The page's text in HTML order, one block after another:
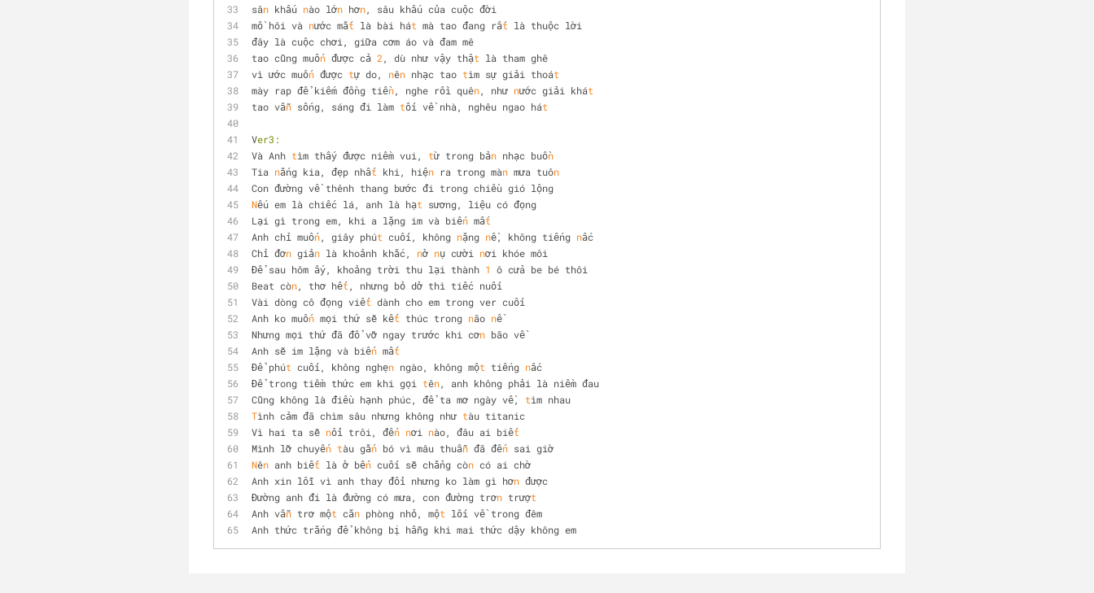
sân khấu nào lớn hơn, sâu khấu của cuộc đời
mồ hôi và nước mắt là bài hát mà tao đang rất là thuộc lời
đây là cuộc chơi, giữa cơm áo và đam mê
tao cũng muốn được cả 2 , dù như vậy thật là tham ghê
vì ước muốn được tự do, nên nhạc tao tìm sự giải thoát
mày rap để kiếm đồng tiền, nghe rồi quên, như nước giải khát
tao vẫn sống, sáng đi làm tối về nhà, nghêu ngao hát
Ver3:
Và Anh tìm thấy được niềm vui, từ trong bản nhạc buồn
Tia nắng kia, đẹp nhất khi, hiện ra trong màn mưa tuôn
Con đường về thênh thang bước đi trong chiều gió lộng
Nếu em là chiếc lá, anh là hạt sương, liệu có đọng
Lại gì trong em, khi a lặng im và biến mất
Anh chỉ muốn, giây phút cuối, không nặng nề, không tiếng nấc
Chỉ đơn giản là khoảnh khắc, nở nụ cười nơi khóe môi
Để sau hôm ấy, khoảng trời thu lại thành 1 ô cửa be bé thôi
Beat còn, thơ hết , nhưng bỏ dở thì tiếc nuối
Vài dòng cô đọng viết dành cho em trong ver cuối
Anh ko muốn mọi thứ sẽ kết thúc trong não nề
Nhưng mọi thứ đã đổ vỡ ngay trước khi cơn bão về
Anh sẽ im lặng và biến mất
Để phút cuối, không nghẹn ngào, không một tiếng nấc
Để trong tiềm thức em khi gọi tên, anh không phải là niềm đau
Cũng không là điều hạnh phúc, để ta mơ ngày về, tìm nhau
Tình cảm đã chìm sâu nhưng không như tàu titanic
Vì hai ta sẽ nổi trôi, đến nơi nào, đâu ai biết
Mình lỡ chuyến tàu gắn bó vì mâu thuẫn đã đến sai giờ
Nên anh biết là ở bến cuối sẽ chẳng còn có ai chờ
Anh xin lỗi vì anh thay đổi nhưng ko làm gì hơn được
Đường anh đi là đường có mưa, con đường trơn trượt
Anh vẫn trơ một căn phòng nhỏ, một lối về trong đêm
Anh thức trắng để không bị hẫng khi mai thức dậy không em